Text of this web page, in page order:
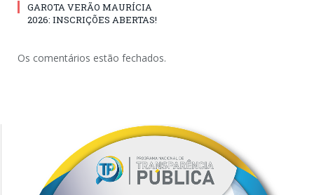
GAROTA VERÃO MAURÍCIA
2026: INSCRIÇÕES ABERTAS!
Os comentários estão fechados.